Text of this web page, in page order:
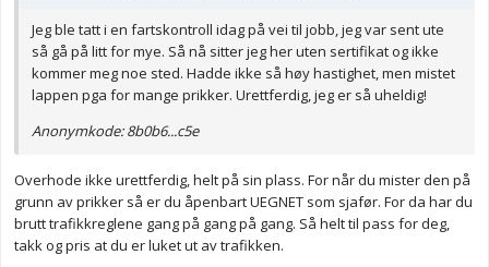
Jeg ble tatt i en fartskontroll idag på vei til jobb, jeg var sent ute
så gå på litt for mye. Så nå sitter jeg her uten sertifikat og ikke
kommer meg noe sted. Hadde ikke så høy hastighet, men mistet
lappen pga for mange prikker. Urettferdig, jeg er så uheldig!
Anonymkode: 8b0b6...c5e
Overhode ikke urettferdig, helt på sin plass. For når du mister den på
grunn av prikker så er du åpenbart UEGNET som sjafør. For da har du
brutt trafikkreglene gang på gang på gang. Så helt til pass for deg,
takk og pris at du er luket ut av trafikken.